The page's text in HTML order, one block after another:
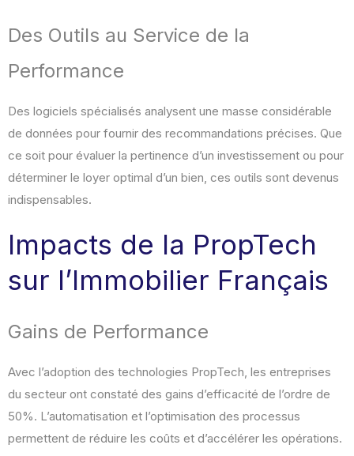
Des Outils au Service de la
Performance
Des logiciels spécialisés analysent une masse considérable
de données pour fournir des recommandations précises. Que
ce soit pour évaluer la pertinence d’un investissement ou pour
déterminer le loyer optimal d’un bien, ces outils sont devenus
indispensables.
Impacts de la PropTech
sur l’Immobilier Français
Gains de Performance
Avec l’adoption des technologies PropTech, les entreprises
du secteur ont constaté des gains d’efficacité de l’ordre de
50%. L’automatisation et l’optimisation des processus
permettent de réduire les coûts et d’accélérer les opérations.